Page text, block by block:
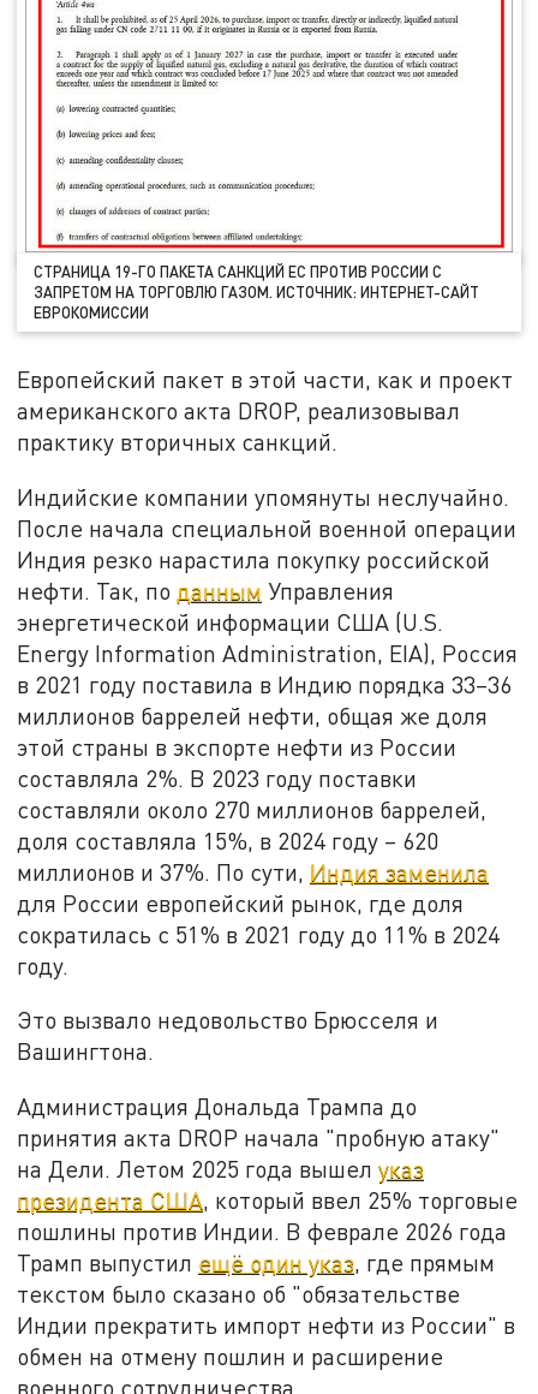
СТРАНИЦА 19-ГО ПАКЕТА САНКЦИЙ ЕС ПРОТИВ РОССИИ С
ЗАПРЕТОМ НА ТОРГОВЛЮ ГАЗОМ. ИСТОЧНИК: ИНТЕРНЕТ-САЙТ
ЕВРОКОМИССИИ
Европейский пакет в этой части, как и проект
американского акта DROP, реализовывал
практику вторичных санкций.
Индийские компании упомянуты неслучайно.
После начала специальной военной операции
Индия резко нарастила покупку российской
нефти. Так, по данным Управления
энергетической информации США (U.S.
Energy Information Administration, EIA), Россия
в 2021 году поставила в Индию порядка 33–36
миллионов баррелей нефти, общая же доля
этой страны в экспорте нефти из России
составляла 2%. В 2023 году поставки
составляли около 270 миллионов баррелей,
доля составляла 15%, в 2024 году – 620
миллионов и 37%. По сути, Индия заменила
для России европейский рынок, где доля
сократилась с 51% в 2021 году до 11% в 2024
году.
Это вызвало недовольство Брюсселя и
Вашингтона.
Администрация Дональда Трампа до
принятия акта DROP начала "пробную атаку"
на Дели. Летом 2025 года вышелуказ
президента США, который ввел 25% торговые
пошлины против Индии. В феврале 2026 года
Трамп выпустил ещё один указ, где прямым
текстом было сказано об "обязательстве
Индии прекратить импорт нефти из России" в
обмен на отмену пошлин и расширение
военного сотрудничества.